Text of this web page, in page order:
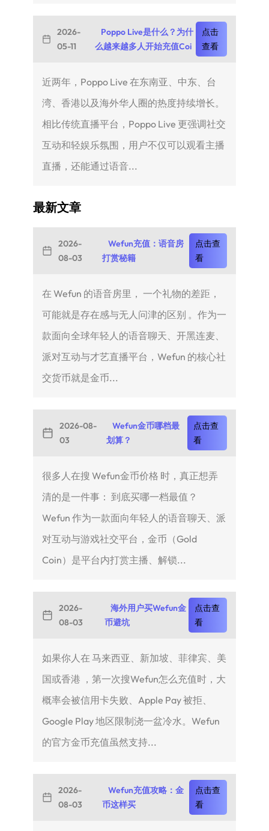
2026-
05-11
Poppo Live是什么？为什
么越来越多人开始充值Coi
点击
查看
近两年，Poppo Live 在东南亚、中东、台
湾、香港以及海外华人圈的热度持续增长。
相比传统直播平台，Poppo Live 更强调社交
互动和轻娱乐氛围，用户不仅可以观看主播
直播，还能通过语音...
最新文章
2026-
08-03
Wefun充值：语音房
打赏秘籍
点击查
看
在 Wefun 的语音房里， 一个礼物的差距，
可能就是存在感与无人问津的区别 。作为一
款面向全球年轻人的语音聊天、开黑连麦、
派对互动与才艺直播平台，Wefun 的核心社
交货币就是金币...
2026-08-
03
Wefun金币哪档最
划算？
点击查
看
很多人在搜 Wefun金币价格 时，真正想弄
清的是一件事： 到底买哪一档最值？
Wefun 作为一款面向年轻人的语音聊天、派
对互动与游戏社交平台，金币（Gold
Coin）是平台内打赏主播、解锁...
2026-
08-03
海外用户买Wefun金
币避坑
点击查
看
如果你人在 马来西亚、新加坡、菲律宾、美
国或香港 ，第一次搜Wefun怎么充值时，大
概率会被信用卡失败、Apple Pay 被拒、
Google Play 地区限制浇一盆冷水。Wefun
的官方金币充值虽然支持...
2026-
08-03
Wefun充值攻略：金
币这样买
点击查
看